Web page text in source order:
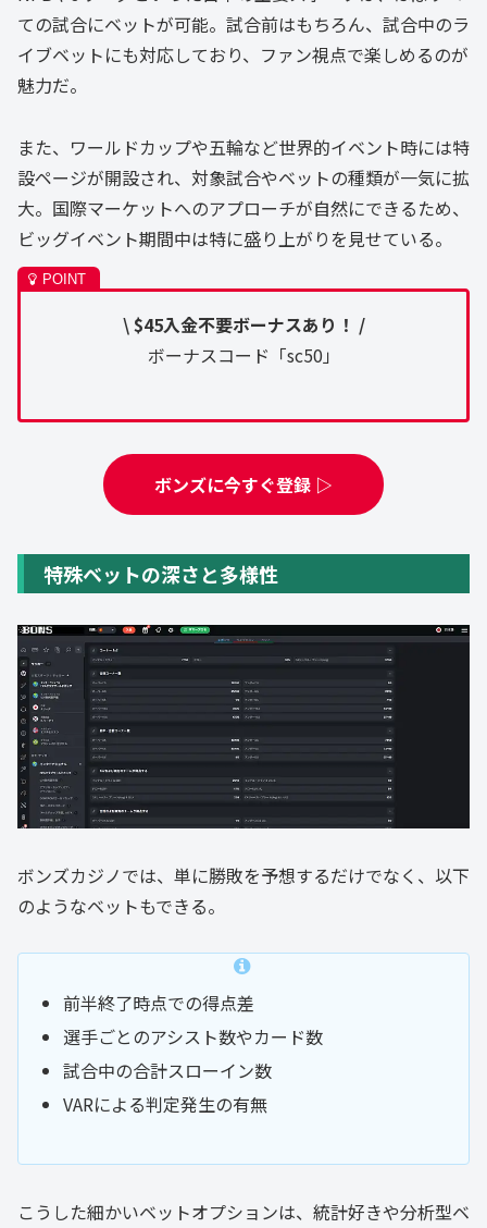
ての試合にベットが可能。試合前はもちろん、試合中のラ
イブベットにも対応しており、ファン視点で楽しめるのが
魅力だ。
また、ワールドカップや五輪など世界的イベント時には特
設ページが開設され、対象試合やベットの種類が一気に拡
大。国際マーケットへのアプローチが自然にできるため、
ビッグイベント期間中は特に盛り上がりを見せている。
\ $45入金不要ボーナスあり！ /
ボーナスコード「sc50」
ボンズに今すぐ登録 ▷
特殊ベットの深さと多様性
ボンズカジノでは、単に勝敗を予想するだけでなく、以下
のようなベットもできる。
前半終了時点での得点差
選手ごとのアシスト数やカード数
試合中の合計スローイン数
VARによる判定発生の有無
こうした細かいベットオプションは、統計好きや分析型ベ